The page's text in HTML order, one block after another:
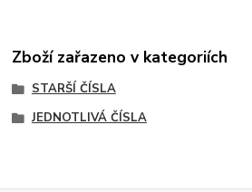
Zboží zařazeno v kategoriích
STARŠÍ ČÍSLA
JEDNOTLIVÁ ČÍSLA